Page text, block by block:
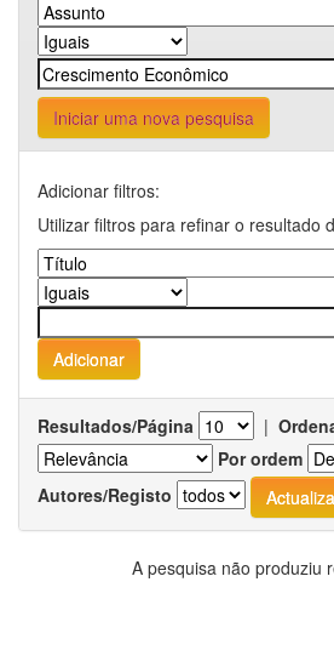
Iniciar uma nova pesquisa
Adicionar filtros:
Utilizar filtros para refinar o resultado
Resultados/Página |
Por ordem
Autores/Registo
A pesquisa não produziu